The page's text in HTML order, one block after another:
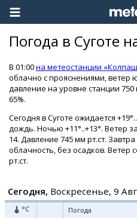
Погода в Суготе
В 01:00на метеостанции
облачно с прояснениями,
давление на уровне станции 750
65%.
Сегодня в Суготе ожидается
дождь. Ночью +11°..+13°. Ветер
14. Давление 745 мм рт.ст.
облачность, без осадков. Ветер
рт.ст.
Сегодня, Воскресенье, 9
°C Погода